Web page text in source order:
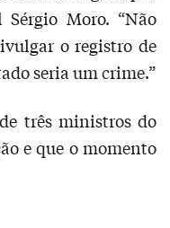
Moro. “Não
o registro de
seria um crime.”
três ministros do
e que o momento